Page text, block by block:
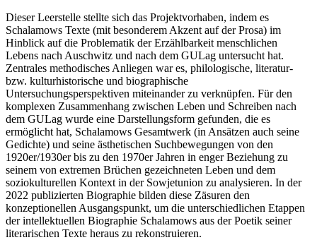
Dieser Leerstelle stellte sich das Projektvorhaben, indem es
Schalamows Texte (mit besonderem Akzent auf der Prosa) im
Hinblick auf die Problematik der Erzählbarkeit menschlichen
Lebens nach Auschwitz und nach dem GULag untersucht hat.
Zentrales methodisches Anliegen war es, philologische, literatur-
bzw. kulturhistorische und biographische
Untersuchungsperspektiven miteinander zu verknüpfen. Für den
komplexen Zusammenhang zwischen Leben und Schreiben nach
dem GULag wurde eine Darstellungsform gefunden, die es
ermöglicht hat, Schalamows Gesamtwerk (in Ansätzen auch seine
Gedichte) und seine ästhetischen Suchbewegungen von den
1920er/1930er bis zu den 1970er Jahren in enger Beziehung zu
seinem von extremen Brüchen gezeichneten Leben und dem
soziokulturellen Kontext in der Sowjetunion zu analysieren. In der
2022 publizierten Biographie bilden diese Zäsuren den
konzeptionellen Ausgangspunkt, um die unterschiedlichen Etappen
der intellektuellen Biographie Schalamows aus der Poetik seiner
literarischen Texte heraus zu rekonstruieren.